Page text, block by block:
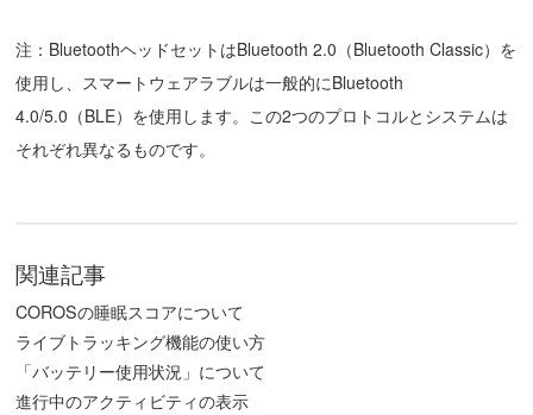
関連記事
COROSの睡眠スコアについて
ライブトラッキング機能の使い方
「バッテリー使用状況」について
進行中のアクティビティの表示
注：BluetoothヘッドセットはBluetooth 2.0（Bluetooth Classic）を
使用し、スマートウェアラブルは一般的にBluetooth
4.0/5.0（BLE）を使用します。この2つのプロトコルとシステムは
それぞれ異なるものです。